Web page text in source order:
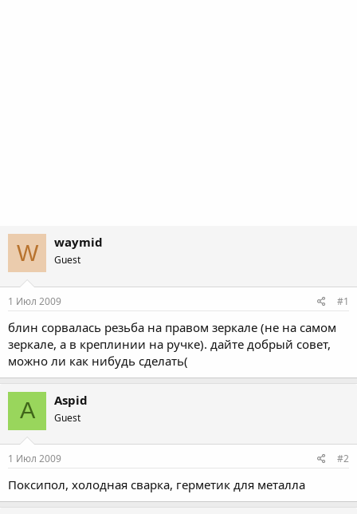
W waymid
Guest
1 Июл 2009 #1
блин сорвалась резьба на правом зеркале (не на самом
зеркале, а в креплинии на ручке). дайте добрый совет,
можно ли как нибудь сделать(
A Aspid
Guest
1 Июл 2009 #2
Поксипол, холодная сварка, герметик для металла